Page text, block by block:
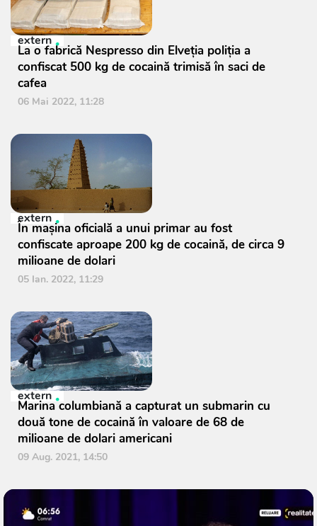
extern
La o fabrică Nespresso din Elveția poliția a
confiscat 500 kg de cocaină trimisă în saci de
cafea
06 Mai 2022, 11:28
extern
În mașina oficială a unui primar au fost
confiscate aproape 200 kg de cocaină, de circa 9
milioane de dolari
05 Ian. 2022, 11:29
extern
Marina columbiană a capturat un submarin cu
două tone de cocaină în valoare de 68 de
milioane de dolari americani
09 Aug. 2021, 14:50